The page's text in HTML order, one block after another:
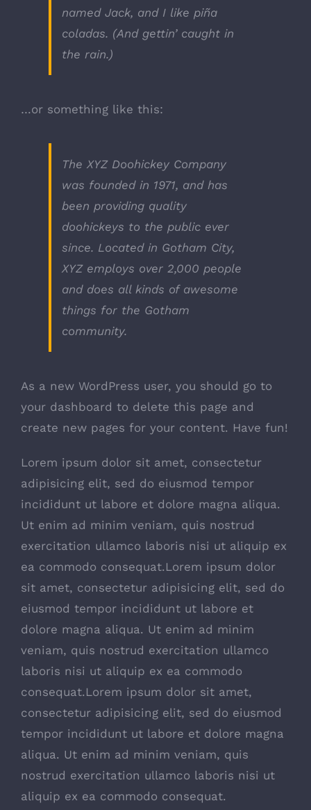
named Jack, and I like piña
coladas. (And gettin’ caught in
the rain.)
…or something like this:
The XYZ Doohickey Company
was founded in 1971, and has
been providing quality
doohickeys to the public ever
since. Located in Gotham City,
XYZ employs over 2,000 people
and does all kinds of awesome
things for the Gotham
community.
As a new WordPress user, you should go to
your dashboard to delete this page and
create new pages for your content. Have fun!
Lorem ipsum dolor sit amet, consectetur
adipisicing elit, sed do eiusmod tempor
incididunt ut labore et dolore magna aliqua.
Ut enim ad minim veniam, quis nostrud
exercitation ullamco laboris nisi ut aliquip ex
ea commodo consequat.Lorem ipsum dolor
sit amet, consectetur adipisicing elit, sed do
eiusmod tempor incididunt ut labore et
dolore magna aliqua. Ut enim ad minim
veniam, quis nostrud exercitation ullamco
laboris nisi ut aliquip ex ea commodo
consequat.Lorem ipsum dolor sit amet,
consectetur adipisicing elit, sed do eiusmod
tempor incididunt ut labore et dolore magna
aliqua. Ut enim ad minim veniam, quis
nostrud exercitation ullamco laboris nisi ut
aliquip ex ea commodo consequat.